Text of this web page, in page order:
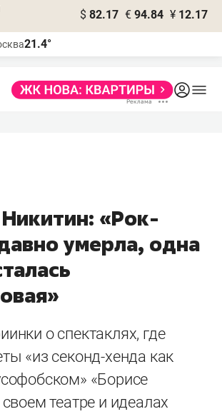
$ 82.17 € 94.84 ¥ 12.17
21.4°
Никитин: «Рок-
умерла, одна
о спектаклях, где
«из секонд-хенда как
«Борисе
своем театре и идеалах